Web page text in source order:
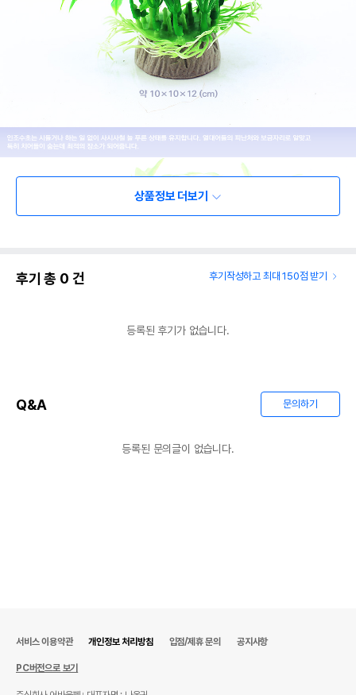
상품정보 더보기
후기 총 0 건 후기작성하고 최대 150점 받기
등록된 후기가 없습니다.
Q&A 문의하기
등록된 문의글이 없습니다.
서비스 이용약관 개인정보 처리방침 입점/제휴 문의 공지사항
PC버전으로 보기